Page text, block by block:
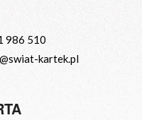
986 510
kartek.pl